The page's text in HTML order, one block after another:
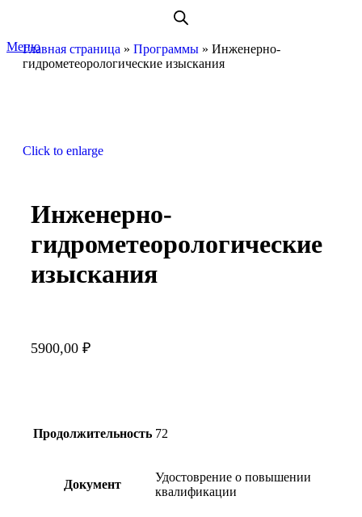
МенюГлавная страница » Программы » Инженерно-
гидрометеорологические изыскания
Click to enlarge
Инженерно-
гидрометеорологические
изыскания
5900,00 ₽
Продолжительность 72
Документ
Удостоврение о повышении
квалификации